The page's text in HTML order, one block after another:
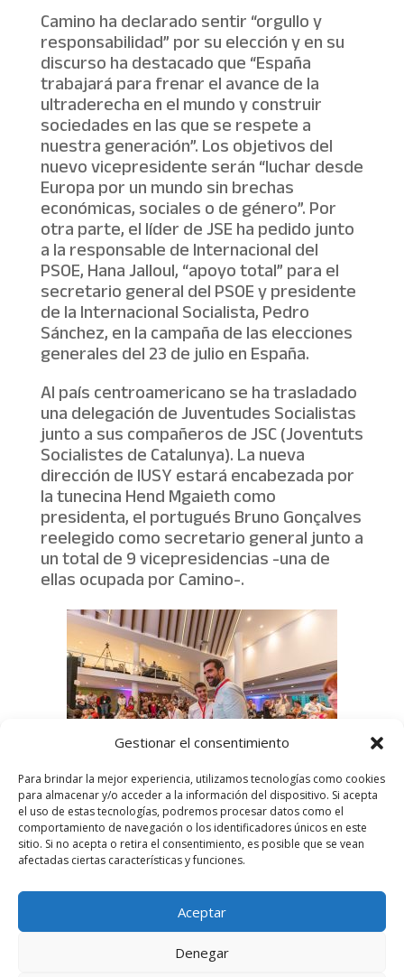
Gestionar el consentimiento
Para brindar la mejor experiencia, utilizamos tecnologías como cookies
para almacenar y/o acceder a la información del dispositivo. Si acepta
el uso de estas tecnologías, podremos procesar datos como el
comportamiento de navegación o los identificadores únicos en este
sitio. Si no acepta o retira el consentimiento, es posible que se vean
afectadas ciertas características y funciones.
Aceptar
Denegar
Camino ha declarado sentir “orgullo y
responsabilidad” por su elección y en su
discurso ha destacado que “España
trabajará para frenar el avance de la
ultraderecha en el mundo y construir
sociedades en las que se respete a
nuestra generación”. Los objetivos del
nuevo vicepresidente serán “luchar desde
Europa por un mundo sin brechas
económicas, sociales o de género”. Por
otra parte, el líder de JSE ha pedido junto
a la responsable de Internacional del
PSOE, Hana Jalloul, “apoyo total” para el
secretario general del PSOE y presidente
de la Internacional Socialista, Pedro
Sánchez, en la campaña de las elecciones
generales del 23 de julio en España.
Al país centroamericano se ha trasladado
una delegación de Juventudes Socialistas
junto a sus compañeros de JSC (Joventuts
Socialistes de Catalunya). La nueva
dirección de IUSY estará encabezada por
la tunecina Hend Mgaieth como
presidenta, el portugués Bruno Gonçalves
reelegido como secretario general junto a
un total de 9 vicepresidencias -una de
ellas ocupada por Camino-.
Más información sobre las cookies